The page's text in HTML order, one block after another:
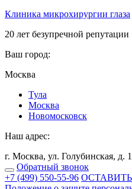
Клиника микрохирургии глаза
20 лет безупречной репутации
Ваш город:
Москва
Тулa
Москва
Новомосковск
Наш адрес:
г. Москва, ул. Голубинская, д.
Обратный звонок
+7 (499) 550-55-96